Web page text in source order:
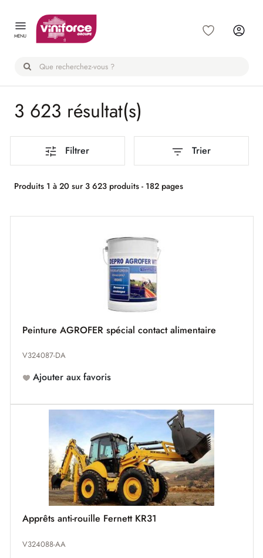
MENU
3 623 résultat(s)
Filtrer Trier
Produits 1 à 20 sur 3 623 produits - 182 pages
Peinture AGROFER spécial contact alimentaire
V324087-DA
Ajouter aux favoris
Apprêts anti-rouille Fernett KR31
V324088-AA